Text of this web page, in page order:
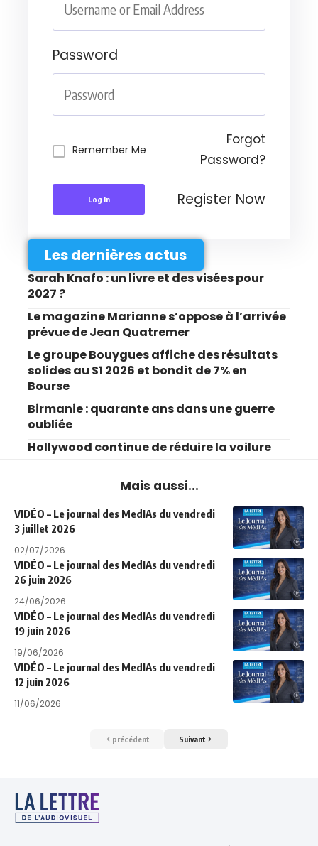
Password
Remember Me
Forgot
Password?
Log In Register Now
Les dernières actus
Sarah Knafo : un livre et des visées pour
2027 ?
Le magazine Marianne s’oppose à l’arrivée
prévue de Jean Quatremer
Le groupe Bouygues affiche des résultats
solides au S1 2026 et bondit de 7% en
Bourse
Birmanie : quarante ans dans une guerre
oubliée
Hollywood continue de réduire la voilure
Mais aussi...
VIDÉO – Le journal des MedIAs du vendredi
3 juillet 2026
02/07/2026
VIDÉO – Le journal des MedIAs du vendredi
26 juin 2026
24/06/2026
VIDÉO – Le journal des MedIAs du vendredi
19 juin 2026
19/06/2026
VIDÉO – Le journal des MedIAs du vendredi
12 juin 2026
11/06/2026
précédent Suivant